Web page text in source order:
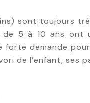
sont toujours
de 5 à 10 ans
demande
de l’enfant, ses